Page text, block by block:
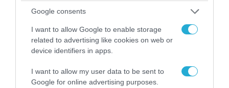
Google consents
I want to allow Google to enable storage
related to advertising like cookies on web or
device identifiers in apps.
I want to allow my user data to be sent to
Google for online advertising purposes.
06.08.2026 | 21:02
«Σταματήστε τον Τραμπ αλλιώς θα σας
χτυπήσουμε σκληρά»